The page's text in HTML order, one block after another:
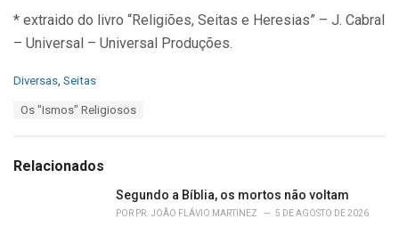
* extraido do livro “Religiões, Seitas e Heresias” – J. Cabral
– Universal – Universal Produções.
C
o
r
Diversas Seitas
:
Os "Ismos" Religiosos
Relacionados
Segundo a Bíblia, os mortos não voltam
POR PR. JOÃO FLÁVIO MARTINEZ 5 DE AGOSTO DE 2026